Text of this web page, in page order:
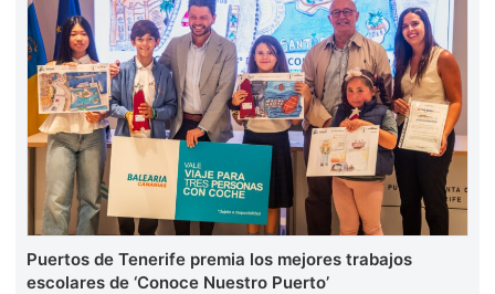
Puertos de Tenerife premia los mejores trabajos
escolares de ‘Conoce Nuestro Puerto’